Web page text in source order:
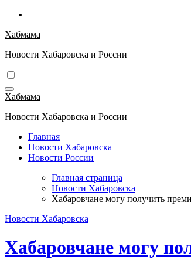
Перейти
содержимому
Хабмама
Новости Хабаровска и России
Хабмама
Новости Хабаровска и России
Главная
Новости Хабаровска
Новости России
Главная страница
Новости Хабаровска
Хабаровчане могу получить
Новости Хабаровска
Хабаровчане могу